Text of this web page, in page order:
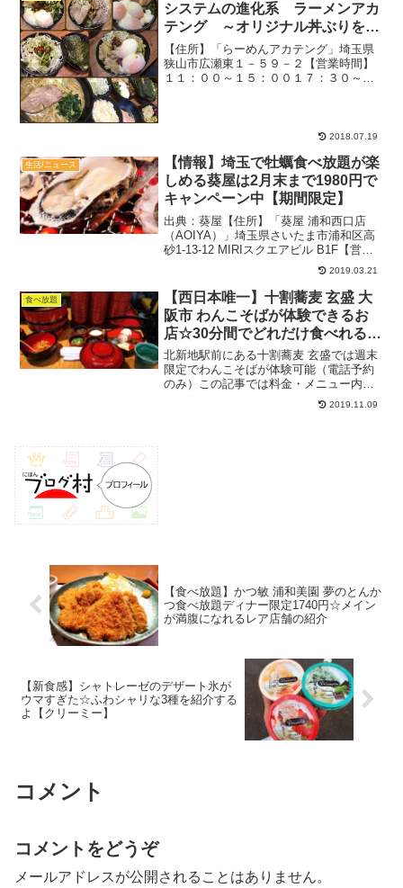
システムの進化系 ラーメンアカ
テング ～オリジナル丼ぶりを作
る～【狭山市】
【住所】「らーめんアカテング」埼玉県
狭山市広瀬東１－５９－２【営業時間】
１１：００～１５：００１７：３０～２
2018.07.19
生活/ニュース
【情報】埼玉で牡蠣食べ放題が楽
しめる葵屋は2月末まで1980円で
キャンペーン中【期間限定】
出典：葵屋【住所】「葵屋 浦和西口店
（AOIYA）」埼玉県さいたま市浦和区高
砂1-13-12 MIRIスクエアビル B1F【営業
時間】月～金：11:30～23:30土日：13:00
～23:30定休日：なしTEL：050-5593-
8331...
2019.03.21
食べ放題
【西日本唯一】十割蕎麦 玄盛 大
阪市 わんこそばが体験できるお
店☆30分間でどれだけ食べれる
か？！【人気店】
北新地駅前にある十割蕎麦 玄盛では週末
限定でわんこそばが体験可能（電話予約
のみ）この記事では料金・メニュー内
容・ルールなどを紹介するので利用前の
2019.11.09
【食べ放題】かつ敏 浦和美園 夢のとんか
つ食べ放題ディナー限定1740円☆メイン
が満腹になれるレア店舗の紹介
【新食感】シャトレーゼのデザート氷が
ウマすぎた☆ふわシャリな3種を紹介する
よ【クリーミー】
コメント
コメントをどうぞ
メールアドレスが公開されることはありません。